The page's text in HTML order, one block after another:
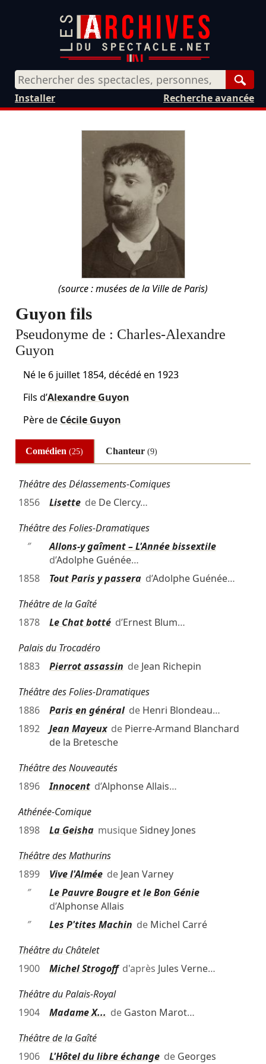
Recherche avancée
Installer
(source : musées de la Ville de Paris)
Guyon fils
Pseudonyme de : Charles-Alexandre
Guyon
Né le 6 juillet 1854, décédé en 1923
Fils d’Alexandre Guyon
Père de Cécile Guyon
Comédien(25) Chanteur (9)
Théâtre des Délassements-Comiques
1856
Lisettede De Clercy…
Théâtre des Folies-Dramatiques
″
Allons-y gaîment – L'Année bissextile
d’Adolphe Guénée…
1858
Tout Paris y passerad’Adolphe Guénée…
Théâtre de la Gaîté
1878
Le Chat bottéd’Ernest Blum…
Palais du Trocadéro
1883
Pierrot assassin de Jean Richepin
Théâtre des Folies-Dramatiques
1886
Paris en généralde Henri Blondeau…
1892
Jean Mayeuxde Pierre-Armand Blanchard
de la Bretesche
Théâtre des Nouveautés
1896
Innocentd’Alphonse Allais…
Athénée-Comique
1898
La GeishamusiqueSidney Jones
Théâtre des Mathurins
1899
Vive l'Alméede Jean Varney
″
Le Pauvre Bougre et le Bon Génie
d’Alphonse Allais
″
Les P'tites Machin de Michel Carré
Théâtre du Châtelet
1900
Michel Strogoffd'après Jules Verne…
Théâtre du Palais-Royal
1904
Madame X... de Gaston Marot…
Théâtre de la Gaîté
1906
L'Hôtel du libre échangede Georges